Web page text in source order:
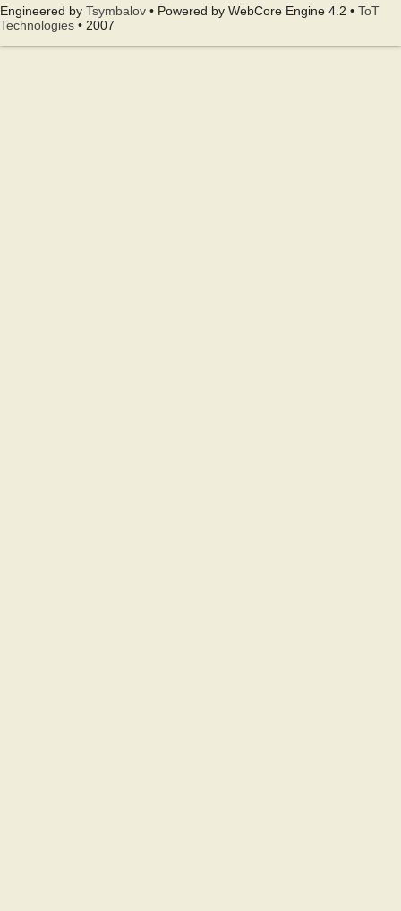
Engineered by Tsymbalov • Powered by WebCore Engine 4.2 • ToT
Technologies • 2007